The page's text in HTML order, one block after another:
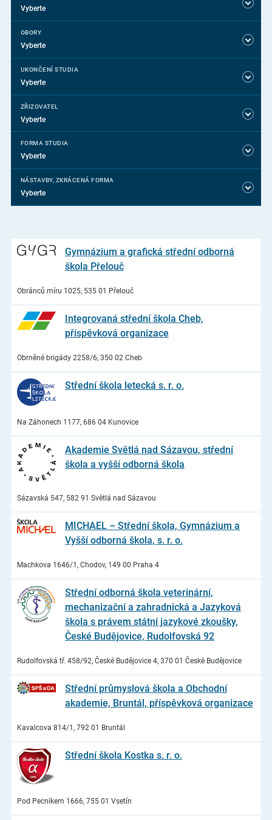
Vyberte
OBORY
Vyberte
UKONČENÍ STUDIA
Vyberte
ZŘIZOVATEL
Vyberte
FORMA STUDIA
Vyberte
NÁSTAVBY, ZKRÁCENÁ FORMA
Vyberte
Gymnázium a grafická střední odborná
škola Přelouč
Obránců míru 1025, 535 01 Přelouč
Integrovaná střední škola Cheb,
příspěvková organizace
Obrněné brigády 2258/6, 350 02 Cheb
Střední škola letecká s. r. o.
Na Záhonech 1177, 686 04 Kunovice
Akademie Světlá nad Sázavou, střední
škola a vyšší odborná škola
Sázavská 547, 582 91 Světlá nad Sázavou
MICHAEL – Střední škola, Gymnázium a
Vyšší odborná škola, s. r. o.
Machkova 1646/1, Chodov, 149 00 Praha 4
Střední odborná škola veterinární,
mechanizační a zahradnická a Jazyková
škola s právem státní jazykové zkoušky,
České Budějovice, Rudolfovská 92
Rudolfovská tř. 458/92, České Budějovice 4, 370 01 České Budějovice
Střední průmyslová škola a Obchodní
akademie, Bruntál, příspěvková organizace
Kavalcova 814/1, 792 01 Bruntál
Střední škola Kostka s. r. o.
Pod Pecníkem 1666, 755 01 Vsetín